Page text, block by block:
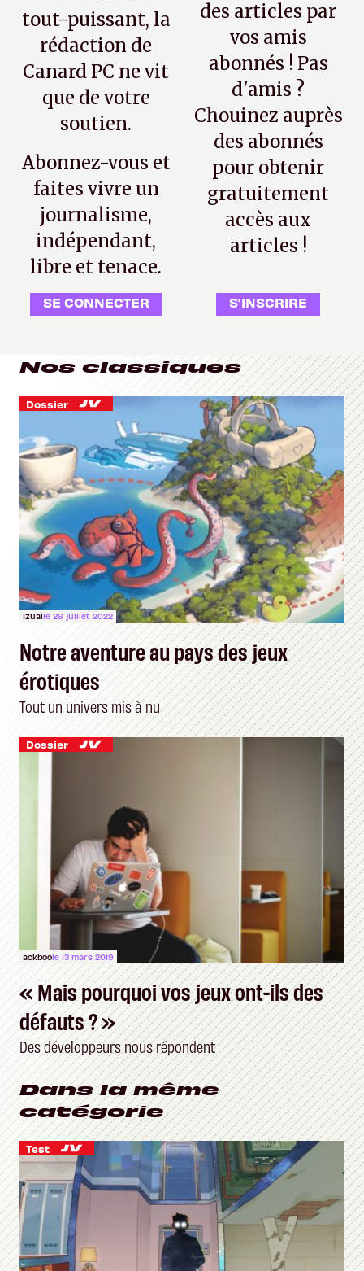
tout-puissant, la
rédaction de
Canard PC ne vit
que de votre
soutien.
Abonnez-vous et
faites vivre un
journalisme,
indépendant,
libre et tenace.
SE CONNECTER
des articles par
vos amis
abonnés ! Pas
d'amis ?
Chouinez auprès
des abonnés
pour obtenir
gratuitement
accès aux
articles !
S'INSCRIRE
Nos classiques
Dossier
Izualle 26 juillet 2022
Notre aventure au pays des jeux
érotiques
Tout un univers mis à nu
Dossier
ackboole 13 mars 2019
« Mais pourquoi vos jeux ont-ils des
défauts ? »
Des développeurs nous répondent
Dans la même
catégorie
Test